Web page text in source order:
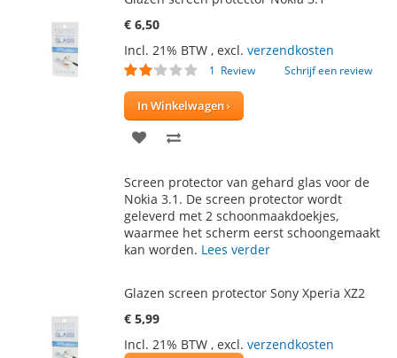
€ 6,50
Incl. 21% BTW , excl. verzendkosten
Waardering:
1 Review Schrijf een review
In Winkelwagen
VOEG
AAN
VERLANGLIJST
TE
VERGELIJKEN
Screen protector van gehard glas voor de
Nokia 3.1. De screen protector wordt
geleverd met 2 schoonmaakdoekjes,
waarmee het scherm eerst schoongemaakt
kan worden. Lees verder
Glazen screen protector Sony Xperia XZ2
€ 5,99
Incl. 21% BTW , excl. verzendkosten